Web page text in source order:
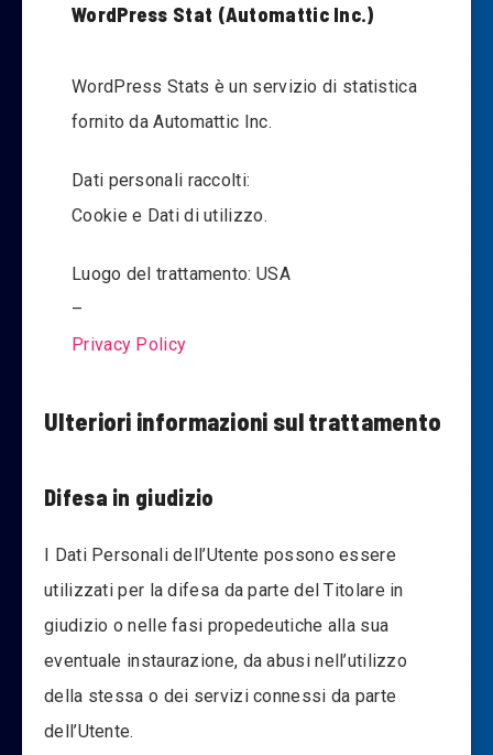
WordPress Stat (Automattic Inc.)
WordPress Stats è un servizio di statistica
fornito da Automattic Inc.
Dati personali raccolti:
Cookie e Dati di utilizzo.
Luogo del trattamento: USA
–
Privacy Policy
Ulteriori informazioni sul trattamento
Difesa in giudizio
I Dati Personali dell’Utente possono essere
utilizzati per la difesa da parte del Titolare in
giudizio o nelle fasi propedeutiche alla sua
eventuale instaurazione, da abusi nell’utilizzo
della stessa o dei servizi connessi da parte
dell’Utente.